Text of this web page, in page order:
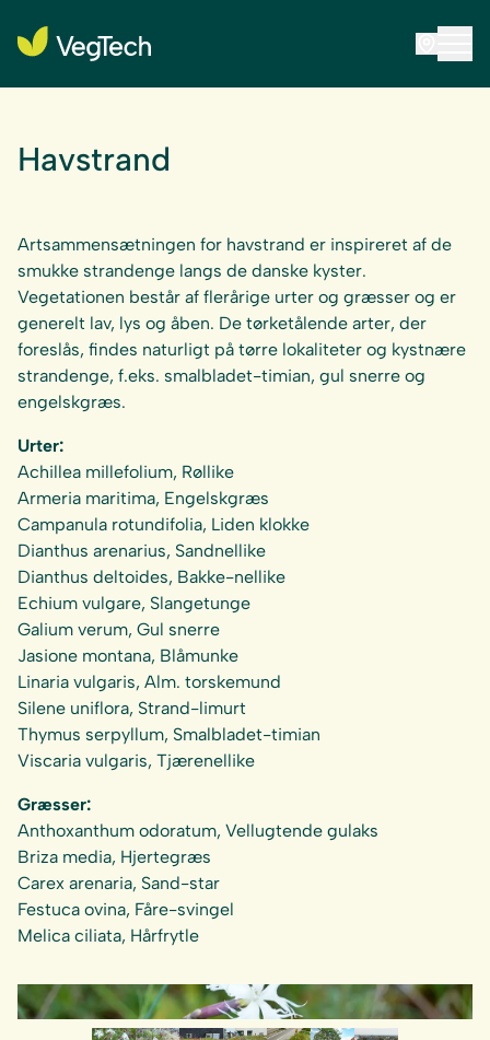
Havstrand
Artsammensætningen for havstrand er inspireret af de
smukke strandenge langs de danske kyster.
Vegetationen består af flerårige urter og græsser og er
generelt lav, lys og åben. De tørketålende arter, der
foreslås, findes naturligt på tørre lokaliteter og kystnære
strandenge, f.eks. smalbladet-timian, gul snerre og
engelskgræs.
Urter:
Achillea millefolium, Røllike
Armeria maritima, Engelskgræs
Campanula rotundifolia, Liden klokke
Dianthus arenarius, Sandnellike
Dianthus deltoides, Bakke-nellike
Echium vulgare, Slangetunge
Galium verum, Gul snerre
Jasione montana, Blåmunke
Linaria vulgaris, Alm. torskemund
Silene uniflora, Strand-limurt
Thymus serpyllum, Smalbladet-timian
Viscaria vulgaris, Tjærenellike
Græsser:
Anthoxanthum odoratum, Vellugtende gulaks
Briza media, Hjertegræs
Carex arenaria, Sand-star
Festuca ovina, Fåre-svingel
Melica ciliata, Hårfrytle